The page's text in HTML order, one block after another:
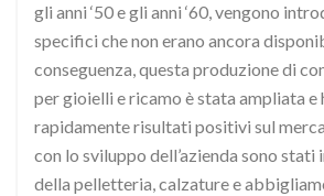
gli anni ‘50 e gli anni ‘60, vengono
specifici che non erano ancora
conseguenza, questa produzione di
per gioielli e ricamo è stata ampliata e
rapidamente risultati positivi sul
con lo sviluppo dell’azienda sono
della pelletteria, calzature e